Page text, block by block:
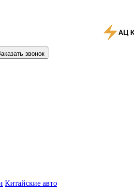
звонок
Китайские авто